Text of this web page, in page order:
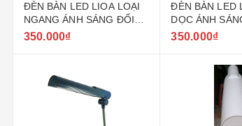
ĐÈN BÀN LED LIOA LOẠI
NGANG ÁNH SÁNG ĐỔI
MẦU
350.000₫
ĐÈN BÀN LED
DỌC ÁNH
350.000₫